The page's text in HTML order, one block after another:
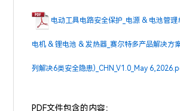
电动工具电路安全保护_电源 & 电池管
电机 & 锂电池 & 发热器_赛尔特多产品解决方
列解决6类安全隐患)_CHN_V1.0_May
PDF文件包含的内容：